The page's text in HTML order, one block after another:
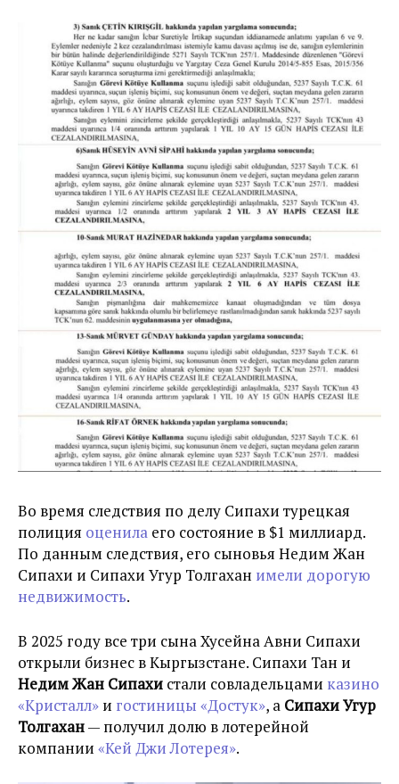
Во время следствия по делу Сипахи турецкая
полиция оценила его состояние в $1 миллиард.
По данным следствия, его сыновья Недим Жан
Сипахи и Сипахи Угур Толгахан имели дорогую
недвижимость.
В 2025 году все три сына Хусейна Авни Сипахи
открыли бизнес в Кыргызстане. Сипахи Тан и
Недим Жан Сипахи стали совладельцами казино
«Кристалл» и гостиницы «Достук», а Сипахи Угур
Толгахан— получил долю в лотерейной
компании «Кей Джи Лотерея».